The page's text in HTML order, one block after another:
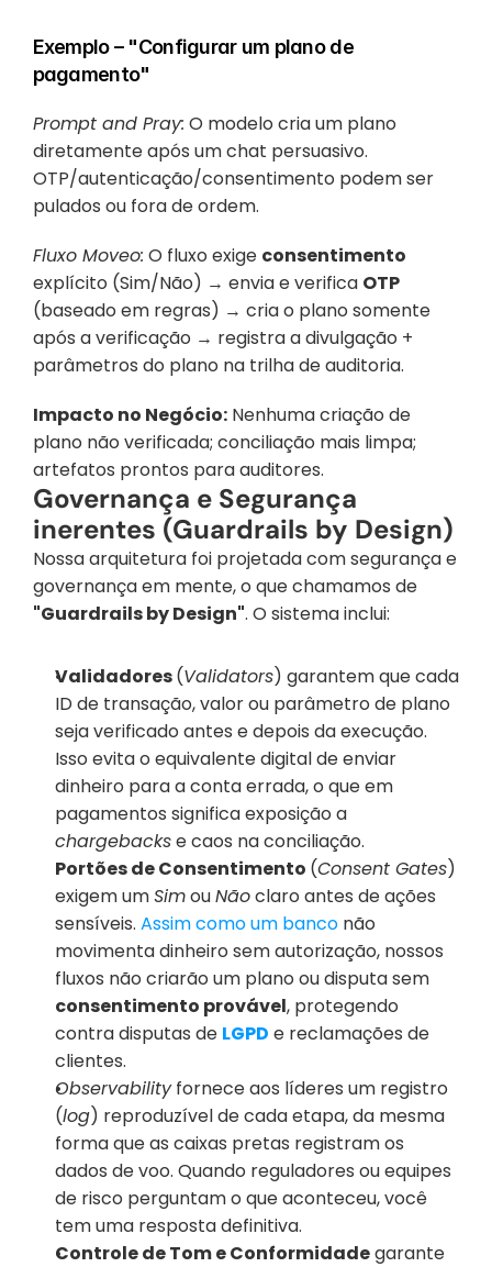
Exemplo – "Configurar um plano de
pagamento"
Prompt and Pray: O modelo cria um plano
diretamente após um chat persuasivo.
OTP/autenticação/consentimento podem ser
pulados ou fora de ordem.
Fluxo Moveo: O fluxo exige consentimento
explícito (Sim/Não) → envia e verifica OTP
(baseado em regras) → cria o plano somente
após a verificação → registra a divulgação +
parâmetros do plano na trilha de auditoria.
Impacto no Negócio: Nenhuma criação de
plano não verificada; conciliação mais limpa;
artefatos prontos para auditores.
Governança e Segurança
inerentes (Guardrails by Design)
Nossa arquitetura foi projetada com segurança e
governança em mente, o que chamamos de
"Guardrails by Design". O sistema inclui:
Validadores (Validators) garantem que cada
ID de transação, valor ou parâmetro de plano
seja verificado antes e depois da execução.
Isso evita o equivalente digital de enviar
dinheiro para a conta errada, o que em
pagamentos significa exposição a
chargebacks e caos na conciliação.
Portões de Consentimento (Consent Gates)
exigem um Sim ou Não claro antes de ações
sensíveis. Assim como um banco não
movimenta dinheiro sem autorização, nossos
fluxos não criarão um plano ou disputa sem
consentimento provável, protegendo
contra disputas de LGPD e reclamações de
clientes.
Observability fornece aos líderes um registro
(log) reproduzível de cada etapa, da mesma
forma que as caixas pretas registram os
dados de voo. Quando reguladores ou equipes
de risco perguntam o que aconteceu, você
tem uma resposta definitiva.
Controle de Tom e Conformidade garante